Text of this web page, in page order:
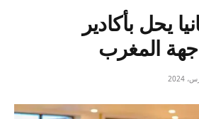
يحل بأكادير
المغرب